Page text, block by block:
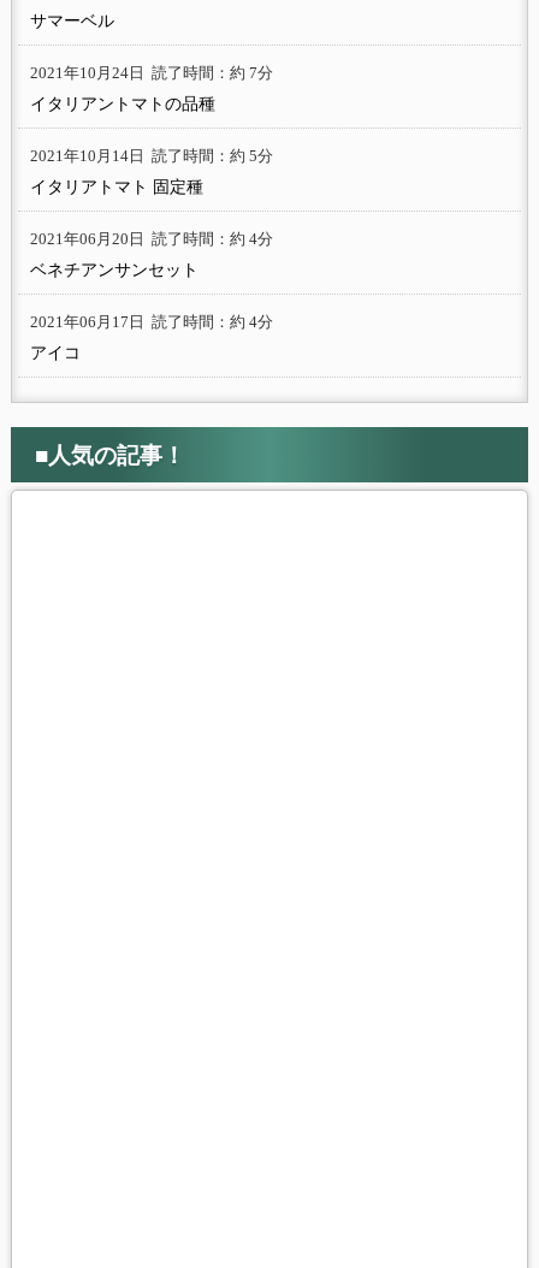
サマーベル
2021年10月24日 読了時間：約 7分
イタリアントマトの品種
2021年10月14日 読了時間：約 5分
イタリアトマト 固定種
2021年06月20日 読了時間：約 4分
ベネチアンサンセット
2021年06月17日 読了時間：約 4分
アイコ
■人気の記事！